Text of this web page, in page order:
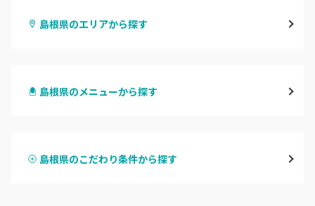
島根県のエリアから探す
出雲・雲南
島根県のメニューから探す
ハンドスカルプ
島根県のこだわり条件から探す